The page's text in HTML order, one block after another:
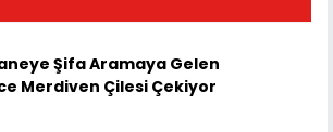
Şifa Aramaya Gelen
Merdiven Çilesi Çekiyor